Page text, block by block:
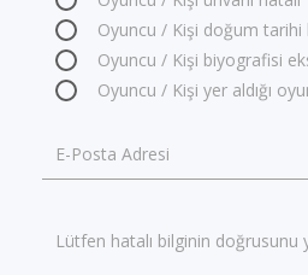
Oyuncu / Kişi doğum tarihi
Oyuncu / Kişi biyografisi
Oyuncu / Kişi yer aldığı
E-Posta Adresi
Lütfen hatalı bilginin doğrusunu